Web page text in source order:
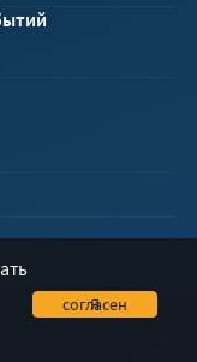
Я согласен